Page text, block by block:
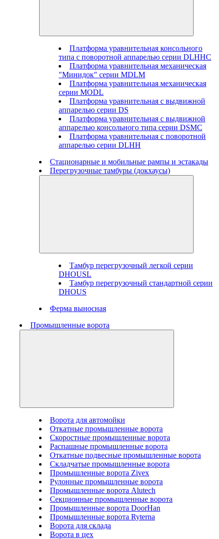
Платформа уравнительная консольного
типа с поворотной аппарелью серии DLHHC
Платформа уравнительная механическая
"Минидок" серии MDLM
Платформа уравнительная механическая
серии MODL
Платформа уравнительная с выдвижной
аппарелью серии DS
Платформа уравнительная с выдвижной
аппарелью консольного типа серии DSMC
Платформа уравнительная с поворотной
аппарелью серии DLHH
Стационарные и мобильные рампы и эстакады
Перегрузочные тамбуры (докхаусы)
Тамбур перегрузочный легкой серии
DHOUSL
Тамбур перегрузочный стандартной серии
DHOUS
Ферма выносная
Промышленные ворота
Ворота для автомойки
Откатные промышленные ворота
Скоростные промышленные ворота
Распашные промышленные ворота
Откатные подвесные промышленные ворота
Складчатые промышленные ворота
Промышленные ворота Zivex
Рулонные промышленные ворота
Промышленные ворота Alutech
Секционные промышленные ворота
Промышленные ворота DoorHan
Промышленные ворота Ryterna
Ворота для склада
Ворота в цех